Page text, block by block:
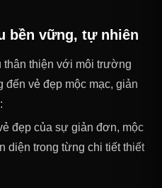
bền vững, tự nhiên
thiện với môi trường
vẻ đẹp mộc mạc, giản
đẹp của sự giản đơn, mộc
diện trong từng chi tiết thiết